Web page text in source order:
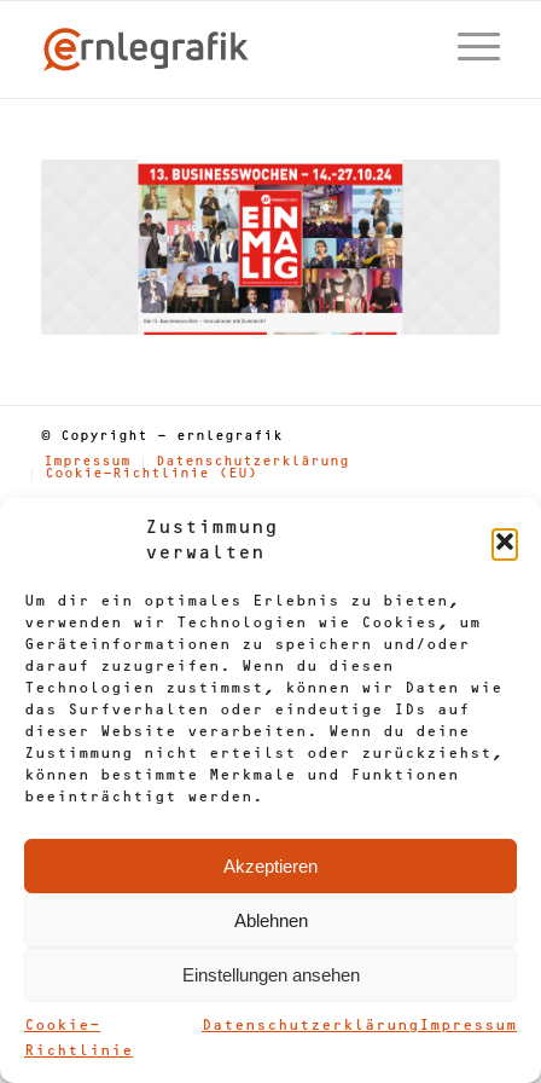
Zustimmung
verwalten
Um dir ein optimales Erlebnis zu bieten,
verwenden wir Technologien wie Cookies, um
Geräteinformationen zu speichern und/oder
darauf zuzugreifen. Wenn du diesen
Technologien zustimmst, können wir Daten wie
das Surfverhalten oder eindeutige IDs auf
dieser Website verarbeiten. Wenn du deine
Zustimmung nicht erteilst oder zurückziehst,
können bestimmte Merkmale und Funktionen
beeinträchtigt werden.
Akzeptieren
Ablehnen
Einstellungen ansehen
Cookie-
Richtlinie
Datenschutzerklärung Impressum
© Copyright - ernlegrafik
Impressum
Datenschutzerklärung
Cookie-Richtlinie (EU)